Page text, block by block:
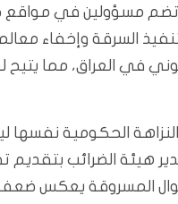
مسؤولين في مواقع
السرقة وإخفاء
في العراق، مما يتيح
الحكومية
هيئة الضرائب
المسروقة يعكس ضعف